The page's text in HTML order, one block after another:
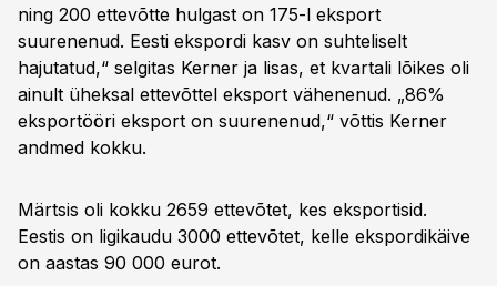
ning 200 ettevõtte hulgast on 175-l eksport
suurenenud. Eesti ekspordi kasv on suhteliselt
hajutatud,“ selgitas Kerner ja lisas, et kvartali lõikes oli
ainult üheksal ettevõttel eksport vähenenud. „86%
eksportööri eksport on suurenenud,“ võttis Kerner
andmed kokku.
Märtsis oli kokku 2659 ettevõtet, kes eksportisid.
Eestis on ligikaudu 3000 ettevõtet, kelle ekspordikäive
on aastas 90 000 eurot.